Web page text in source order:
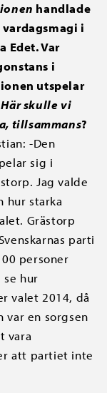
handlade
vardagsmagi i
Edet. Var
i
utspelar
Här skulle vi
tillsammans?
-Den
sig i
Jag valde
hur starka
Grästorp
parti
personer
se hur
valet 2014, då
var en sorgsen
vara
att partiet inte